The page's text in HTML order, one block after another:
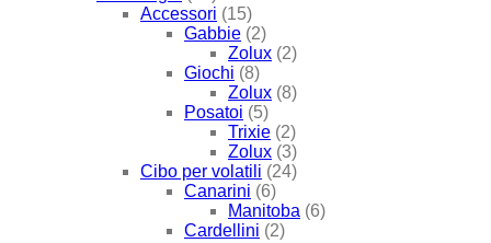
Accessori (15)
Gabbie (2)
Zolux (2)
Giochi (8)
Zolux (8)
Posatoi (5)
Trixie (2)
Zolux (3)
Cibo per volatili (24)
Canarini (6)
Manitoba (6)
Cardellini (2)